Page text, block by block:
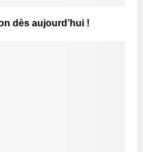
dès aujourd’hui !